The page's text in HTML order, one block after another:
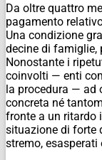
Da oltre quattro
pagamento
Una condizione
decine di famiglie,
Nonostante i
coinvolti — enti
la procedura — ad
concreta né
fronte a un ritardo
situazione di forte
stremo, esasperati